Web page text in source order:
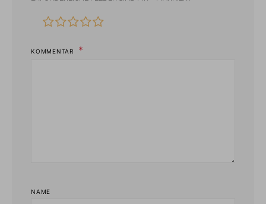
KOMMENTAR
NAME